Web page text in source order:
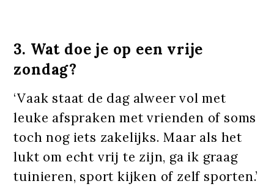
3. Wat doe je op een vrije
zondag?
‘Vaak staat de dag alweer vol met
leuke afspraken met vrienden of soms
toch nog iets zakelijks. Maar als het
lukt om echt vrij te zijn, ga ik graag
tuinieren, sport kijken of zelf sporten.’